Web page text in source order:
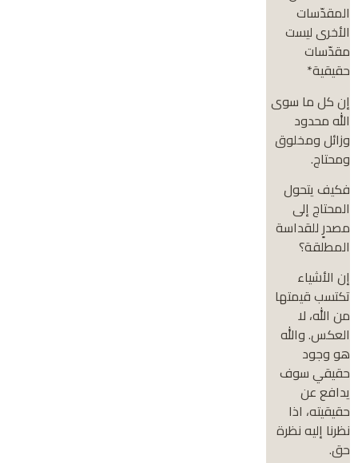
المقدّسات
الأخرى ليست
مقدّسات
حقيقية*
إن كل ما سوى
الله محدود
وزائل ومخلوق
ومحتاج.
فكيف يتحول
المحتاج إلى
مصدرٍ للقداسة
المطلقة؟
إن الأشياء
تكتسب قيمتها
من الله، لا
العكس. والله
هو وجود
حقيقي سوف
يدافع عن
حقيقيته، اذا
نظرنا إليه نظرة
حق.